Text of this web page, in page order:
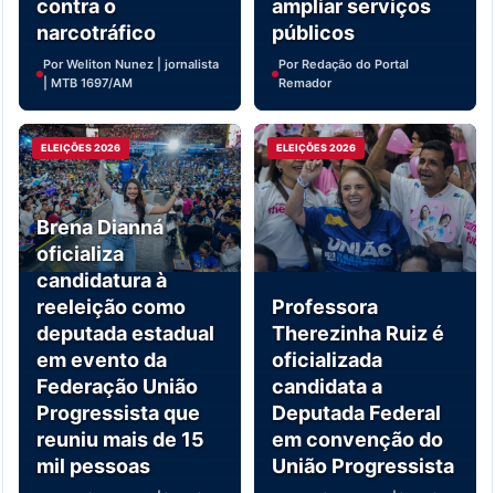
contra o
narcotráfico
Por Weliton Nunez | jornalista
| MTB 1697/AM
ampliar serviços
públicos
Por Redação do Portal
Remador
ELEIÇÕES 2026
Brena Dianná
oficializa
candidatura à
reeleição como
deputada estadual
em evento da
Federação União
Progressista que
reuniu mais de 15
mil pessoas
ELEIÇÕES 2026
Professora
Therezinha Ruiz é
oficializada
candidata a
Deputada Federal
em convenção do
União Progressista